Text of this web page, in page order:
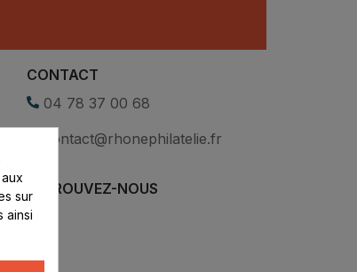
CONTACT
04 78 37 00 68
contact@rhonephilatelie.fr
RETROUVEZ-NOUS
sur
ainsi